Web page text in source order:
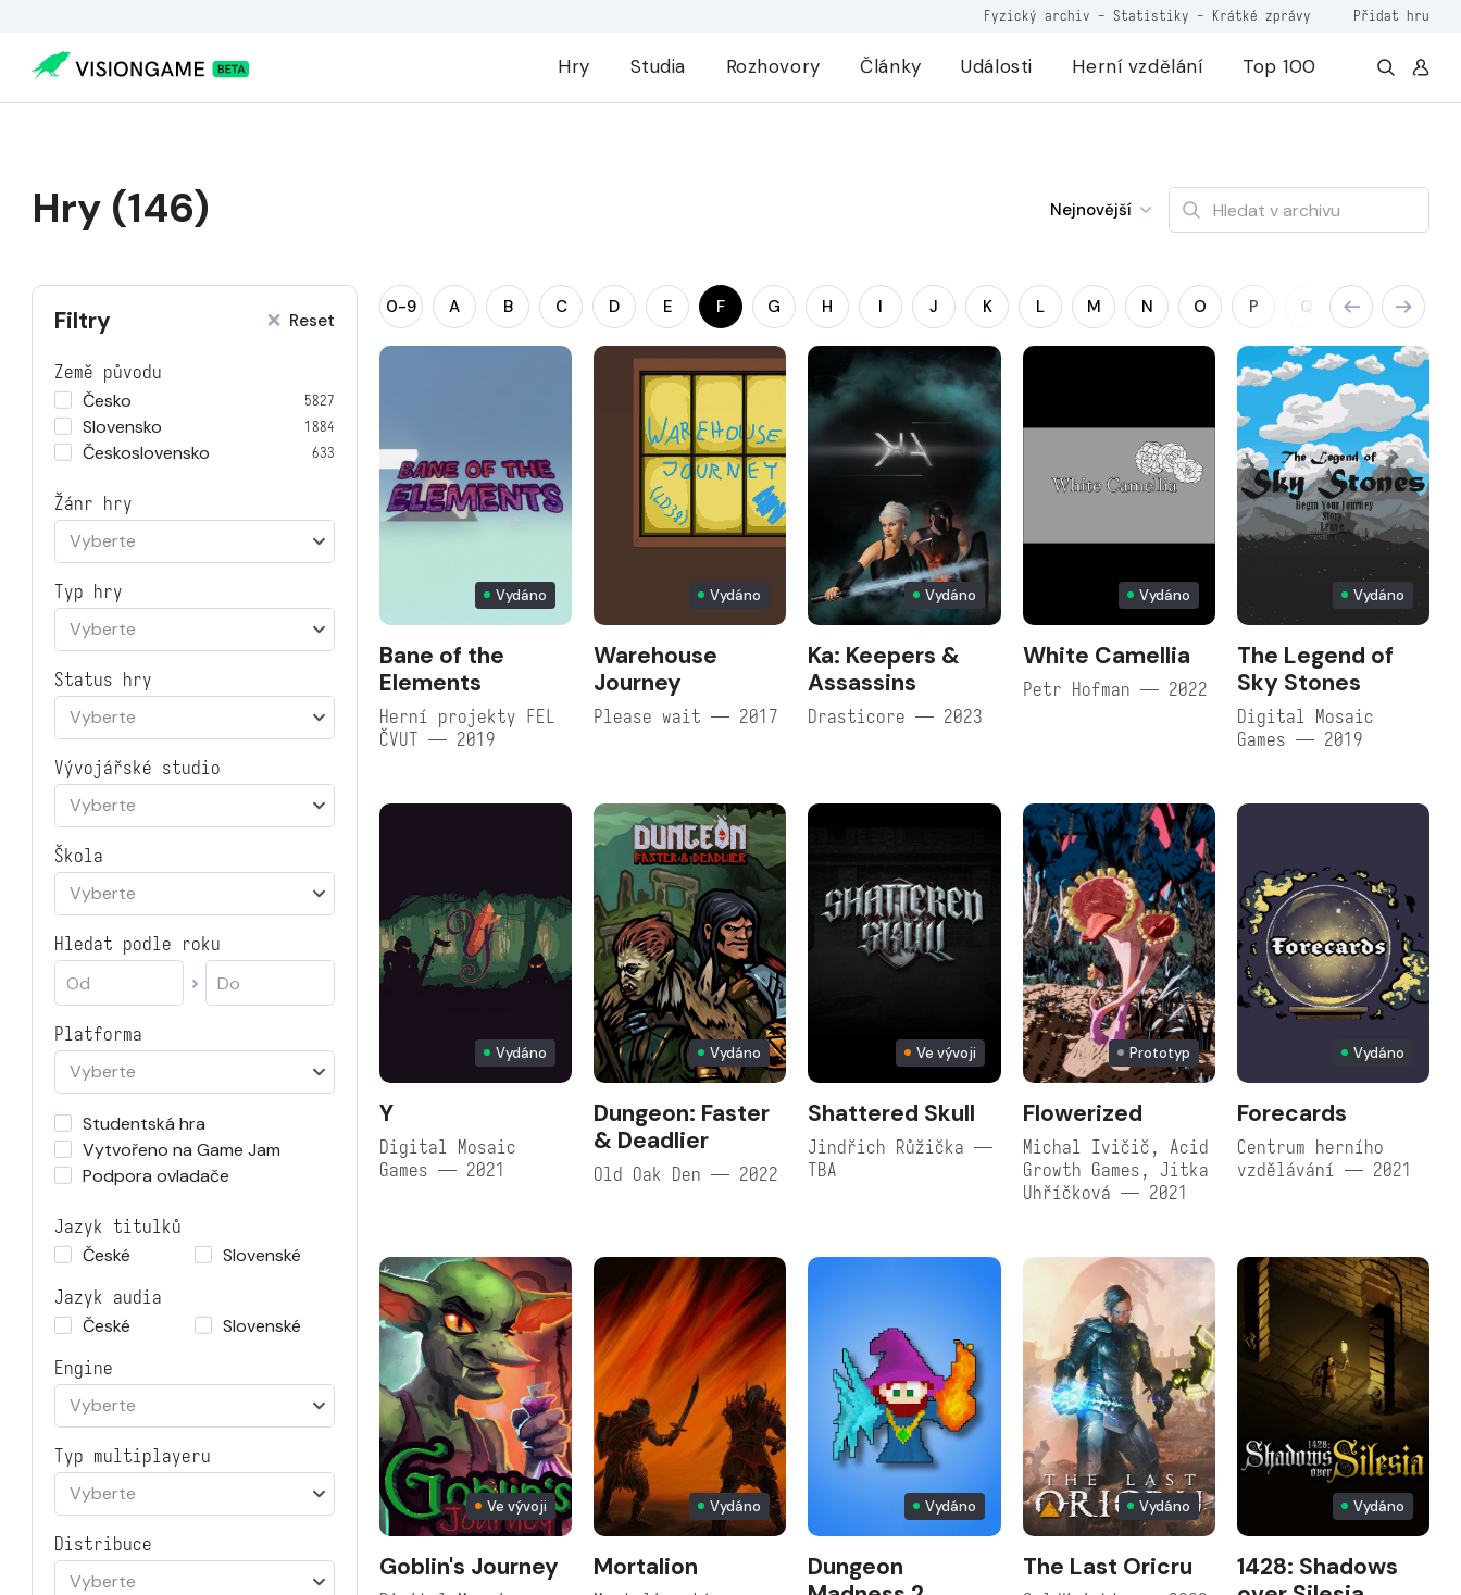
Fyzický archiv - Statistiky - Krátké zprávy Přidat hru
Hry Studia Rozhovory Články Události Herní vzdělání Top 100
Hry (146) Nejnovější
Filtry Reset
Země původu
Česko
5827
Slovensko 1884
Československo 633
Žánr hry
Vyberte
Typ hry
Vyberte
Status hry
Vyberte
Vývojářské studio
Vyberte
Škola
Vyberte
Hledat podle roku
Platforma
Vyberte
Studentská hra
Vytvořeno na Game Jam
Podpora ovladače
Jazyk titulků
České
Slovenské
Jazyk audia
České
Slovenské
Engine
Vyberte
Typ multiplayeru
Vyberte
Distribuce
Vyberte
0-9 A B C D E F G H I J K L M N O P Q R S
Vydáno
Bane of the
Elements
Herní projekty FEL
ČVUT — 2019
Vydáno
Warehouse
Journey
Please wait — 2017
Vydáno
Ka: Keepers &
Assassins
Drasticore — 2023
Vydáno
White Camellia
Petr Hofman — 2022
Vydáno
The Legend of
Sky Stones
Digital Mosaic
Games — 2019
Vydáno
Y
Digital Mosaic
Games — 2021
Vydáno
Dungeon: Faster
& Deadlier
Old Oak Den — 2022
Ve vývoji
Shattered Skull
Jindřich Růžička —
TBA
Prototyp
Flowerized
Michal Ivičič, Acid
Growth Games, Jitka
Uhříčková — 2021
Vydáno
Forecards
Centrum herního
vzdělávání — 2021
Ve vývoji
Goblin's Journey
Vydáno
Mortalion
Vydáno
Dungeon
Vydáno
The Last Oricru
Vydáno
1428: Shadows